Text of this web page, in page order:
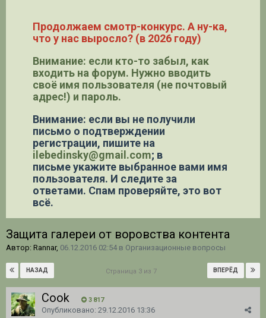
Продолжаем смотр-конкурс. А ну-ка,
что у нас выросло? (в 2026 году)
Внимание: если кто-то забыл, как
входить на форум. Нужно вводить
своё имя пользователя (не почтовый
адрес!) и пароль.
Внимание: если вы не получили
письмо о подтверждении
регистрации, пишите на
ilebedinsky@gmail.com; в
письме укажите выбранное вами имя
пользователя. И следите за
ответами. Спам проверяйте, это вот
всё.
Защита галереи от воровства контента
Автор: Rannar, 06.12.2016 02:54 в Организационные вопросы
НАЗАД ВПЕРЁД
Страница 3 из 7
Cook 3 817
Опубликовано: 29.12.2016 13:36